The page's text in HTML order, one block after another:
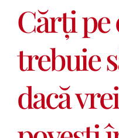
Cărți pe
trebuie
dacă
trebuie
să
le
citești
dacă
vrei